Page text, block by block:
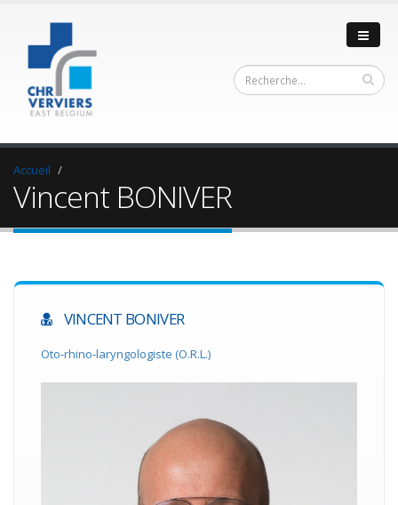
Accueil
Vincent BONIVER
VINCENT BONIVER
Oto-rhino-laryngologiste (O.R.L.)